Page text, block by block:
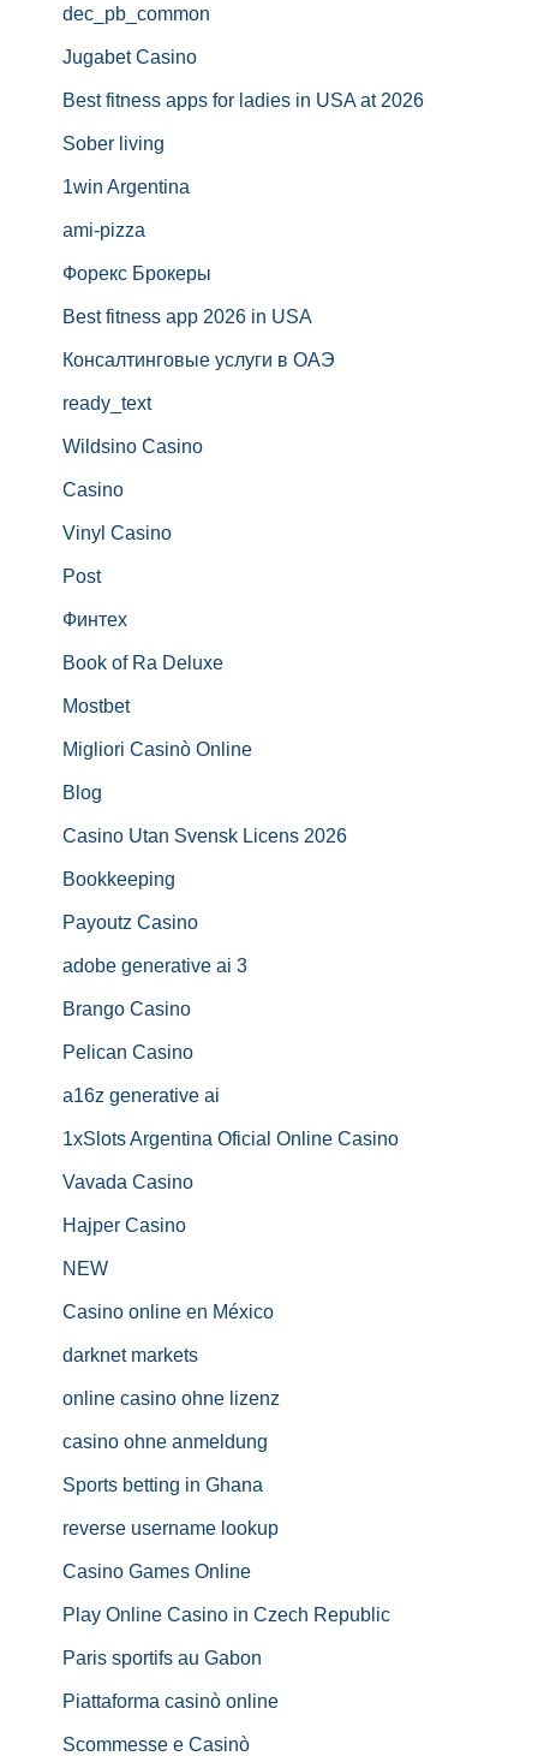
dec_pb_common
Jugabet Casino
Best fitness apps for ladies in USA at 2026
Sober living
1win Argentina
ami-pizza
Форекс Брокеры
Best fitness app 2026 in USA
Консалтинговые услуги в ОАЭ
ready_text
Wildsino Casino
Casino
Vinyl Casino
Post
Финтех
Book of Ra Deluxe
Mostbet
Migliori Casinò Online
Blog
Casino Utan Svensk Licens 2026
Bookkeeping
Payoutz Casino
adobe generative ai 3
Brango Casino
Pelican Casino
a16z generative ai
1xSlots Argentina Oficial Online Casino
Vavada Casino
Hajper Casino
NEW
Casino online en México
darknet markets
online casino ohne lizenz
casino ohne anmeldung
Sports betting in Ghana
reverse username lookup
Casino Games Online
Play Online Casino in Czech Republic
Paris sportifs au Gabon
Piattaforma casinò online
Scommesse e Casinò